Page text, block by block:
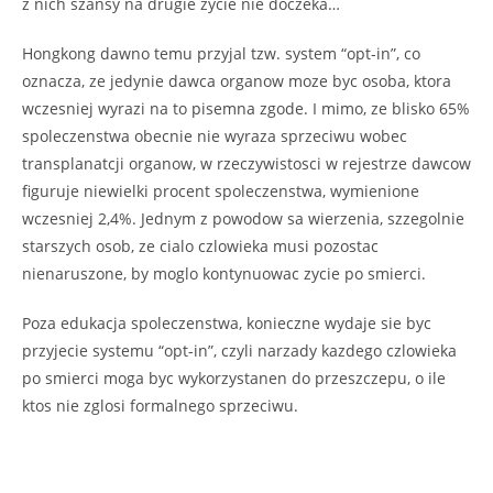
Hongkong dawno temu przyjal tzw. system “opt-in”, co
oznacza, ze jedynie dawca organow moze byc osoba, ktora
wczesniej wyrazi na to pisemna zgode. I mimo, ze blisko 65%
spoleczenstwa obecnie nie wyraza sprzeciwu wobec
transplanatcji organow, w rzeczywistosci w rejestrze dawcow
figuruje niewielki procent spoleczenstwa, wymienione
wczesniej 2,4%. Jednym z powodow sa wierzenia, szzegolnie
starszych osob, ze cialo czlowieka musi pozostac
nienaruszone, by moglo kontynuowac zycie po smierci.
Poza edukacja spoleczenstwa, konieczne wydaje sie byc
przyjecie systemu “opt-in”, czyli narzady kazdego czlowieka
po smierci moga byc wykorzystanen do przeszczepu, o ile
ktos nie zglosi formalnego sprzeciwu.